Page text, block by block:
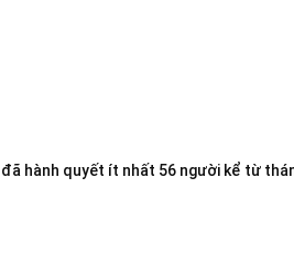
hành quyết ít nhất 56 người kể từ